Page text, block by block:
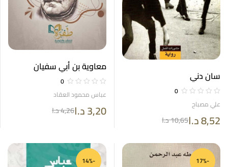
سان دني
0
علي مصباح
10,65د.ا 8,52د.ا
معاوية بن أبي سفيان
0
عباس محمود العقاد
4,26د.ا 3,20د.ا
-17%
-14%